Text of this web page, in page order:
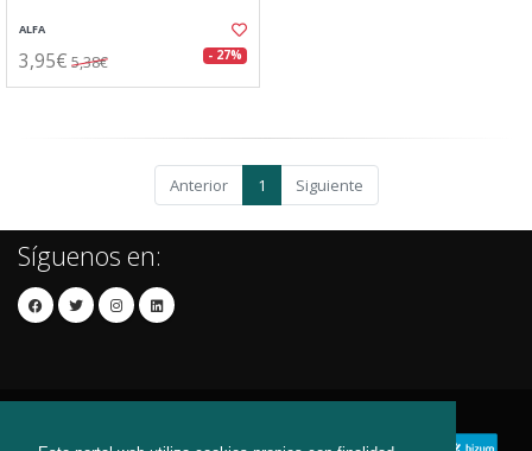
ALFA
3,95€ 5,38€ - 27%
Anterior 1 Siguiente
Síguenos en: